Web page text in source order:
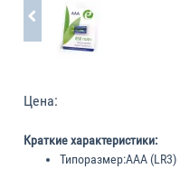
Цена:
Краткие характеристики:
Типоразмер:AAA (LR3)